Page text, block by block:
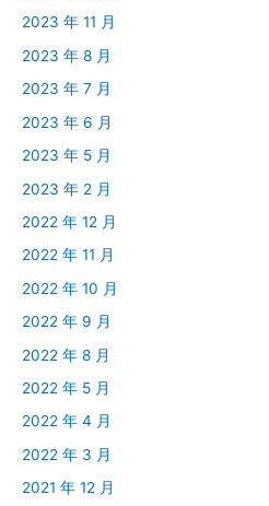
2023 年 11 月
2023 年 8 月
2023 年 7 月
2023 年 6 月
2023 年 5 月
2023 年 2 月
2022 年 12 月
2022 年 11 月
2022 年 10 月
2022 年 9 月
2022 年 8 月
2022 年 5 月
2022 年 4 月
2022 年 3 月
2021 年 12 月